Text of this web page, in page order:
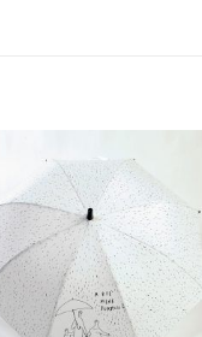
Dodajte
na listu
želja